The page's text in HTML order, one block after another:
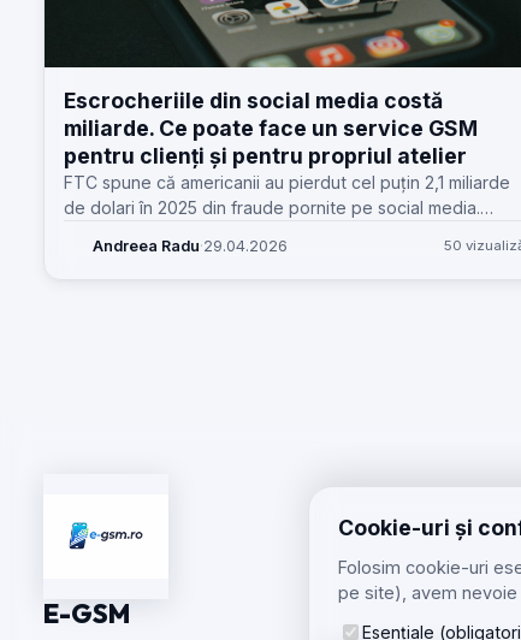
Cookie-uri și
Folosim cookie-uri
pe site), avem nevoie
Esențiale
Escrocheriile din social media costă
miliarde. Ce poate face un service GSM
pentru clienți și pentru propriul atelier
FTC spune că americanii au pierdut cel puțin 2,1 miliarde
de dolari în 2025 din fraude pornite pe social media.
atelier.
Andreea Radu·29.04.2026 50
E-GSM